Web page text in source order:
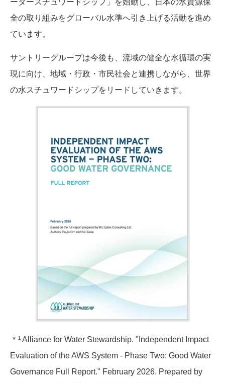
ータースチュワードシップ」を始動し、日本の水資源保
全の取り組みをグローバル水準へ引き上げる活動を進め
ています。
サントリーグループは今後も、流域の健全な水循環の実
現に向け、地域・行政・市民社会と連携しながら、世界
の水スチュワードシップをリードしていきます。
＊ ¹ Alliance for Water Stewardship. "Independent Impact
Evaluation of the AWS System - Phase Two: Good Water
Governance Full Report." February 2026. Prepared by